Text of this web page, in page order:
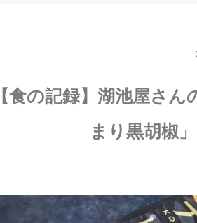
【食の記録】湖池屋さ
まり黒胡椒